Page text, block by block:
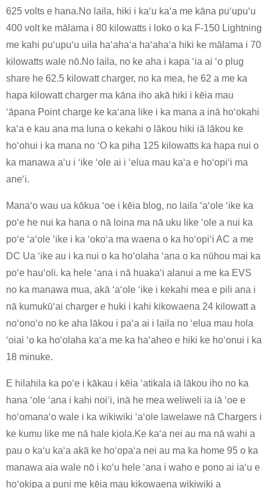
625 volts e hana.No laila, hiki i kaʻu kaʻa me kāna puʻupuʻu
400 volt ke mālama i 80 kilowatts i loko o ka F-150 Lightning
me kahi puʻupuʻu uila haʻahaʻa haʻahaʻa hiki ke mālama i 70
kilowatts wale nō.No laila, no ke aha i kapa ʻia ai ʻo plug
share he 62.5 kilowatt charger, no ka mea, he 62 a me ka
hapa kilowatt charger ma kāna iho akā hiki i kēia mau
ʻāpana Point charge ke kaʻana like i ka mana a inā hoʻokahi
kaʻa e kau ana ma luna o kekahi o lākou hiki iā lākou ke
hoʻohui i ka mana no ʻO ka piha 125 kilowatts ka hapa nui o
ka manawa aʻu i ʻike ʻole ai i ʻelua mau kaʻa e hoʻopiʻi ma
aneʻi.
Manaʻo wau ua kōkua ʻoe i kēia blog, no laila ʻaʻole ʻike ka
poʻe he nui ka hana o nā loina ma nā uku like ʻole a nui ka
poʻe ʻaʻole ʻike i ka ʻokoʻa ma waena o ka hoʻopiʻi AC a me
DC Ua ʻike au i ka nui o ka hoʻolaha ʻana o ka nūhou mai ka
poʻe hauʻoli. ka hele ʻana i nā huakaʻi alanui a me ka EVS
no ka manawa mua, akā ʻaʻole ʻike i kekahi mea e pili ana i
nā kumukūʻai charger e huki i kahi kikowaena 24 kilowatt a
noʻonoʻo no ke aha lākou i paʻa ai i laila no ʻelua mau hola
ʻoiai ʻo ka hoʻolaha kaʻa me ka haʻaheo e hiki ke hoʻonui i ka
18 minuke.
E hilahila ka poʻe i kākau i kēia ʻatikala iā lākou iho no ka
hana ʻole ʻana i kahi noiʻi, inā he mea weliweli ia iā ʻoe e
hoʻomanaʻo wale i ka wikiwiki ʻaʻole lawelawe nā Chargers i
ke kumu like me nā hale kiola.Ke kaʻa nei au ma nā wahi a
pau o kaʻu kaʻa akā ke hoʻopaʻa nei au ma ka home 95 o ka
manawa aia wale nō i koʻu hele ʻana i waho e pono ai iaʻu e
hoʻokipa a puni me kēia mau kikowaena wikiwiki a